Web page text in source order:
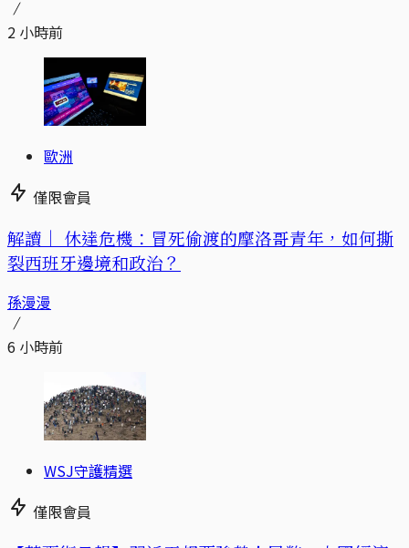
2 小時前
歐洲
僅限會員
解讀｜ 休達危機：冒死偷渡的摩洛哥青年，如何撕
裂西班牙邊境和政治？
孫漫漫
6 小時前
WSJ守護精選
僅限會員